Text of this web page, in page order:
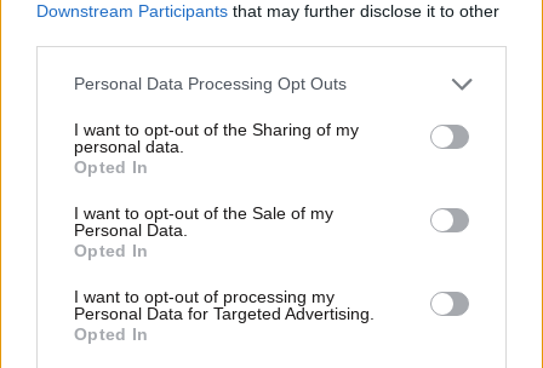
Downstream Participants that may further disclose it to other
Please note that this website/app uses one or more Google
not limited to your visit or usage behaviour. You may click to
grant or deny consent to Google and its third-party tags to
use your data for below specified purposes in below Google
consent section.
Personal Data Processing Opt Outs
I want to opt-out of the Sharing of my
personal data.
Opted In
I want to opt-out of the Sale of my
Personal Data.
Opted In
I want to opt-out of processing my
Personal Data for Targeted Advertising.
Opted In
19·05·2023 19:00
μετρητών